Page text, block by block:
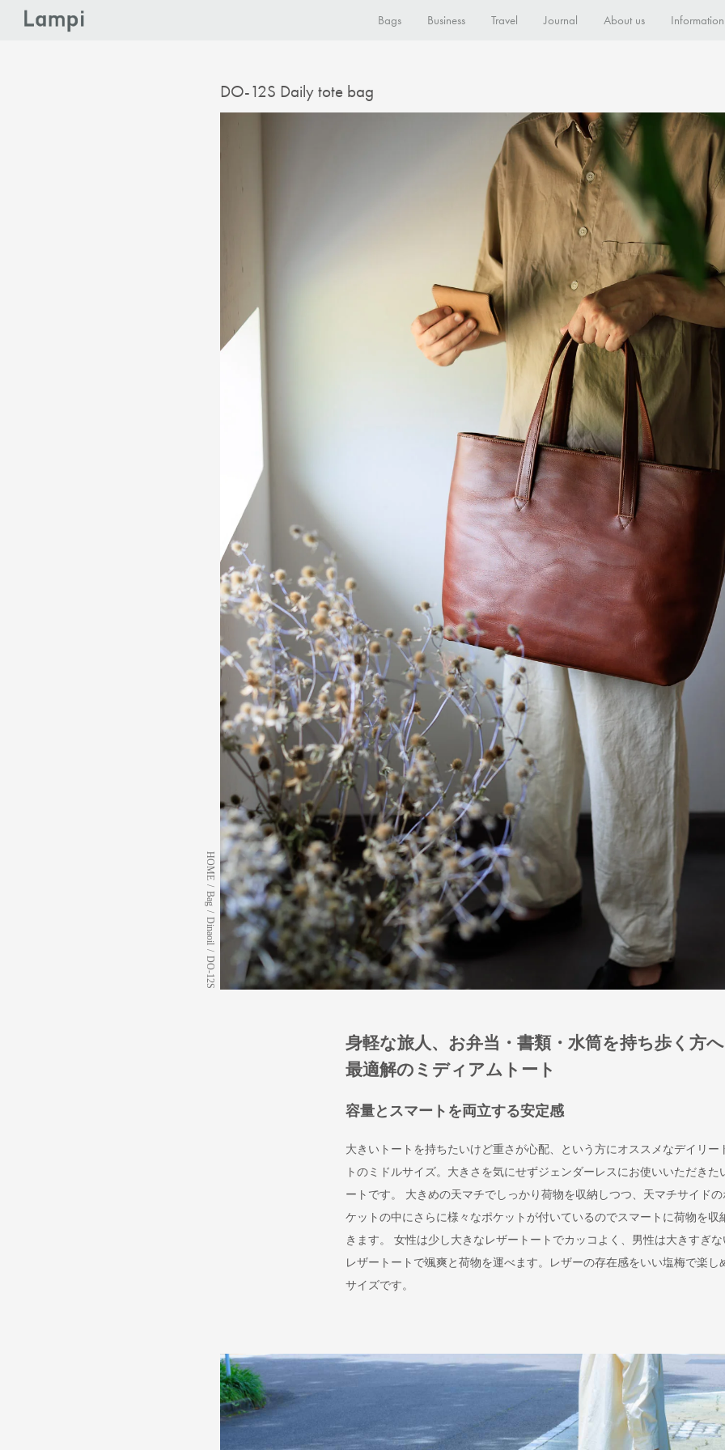
Bags Business Travel Journal About us Information
DO-12S Daily tote bag
HOME
/
Bag
/
Dinaoil
/
DO-12S
身軽な旅人、お弁当・書類・水筒を持ち歩く方
最適解のミディアムトート
容量とスマートを両立する安定感
大きいトートを持ちたいけど重さが心配、という方にオススメなデイリー
トのミドルサイズ。大きさを気にせずジェンダーレスにお使いいただきた
ートです。 大きめの天マチでしっかり荷物を収納しつつ、天マチサイドの
ケットの中にさらに様々なポケットが付いているのでスマートに荷物を収
きます。 女性は少し大きなレザートートでカッコよく、男性は大きすぎな
レザートートで颯爽と荷物を運べます。レザーの存在感をいい塩梅で楽し
サイズです。